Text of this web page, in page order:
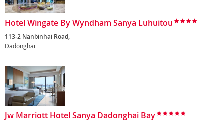
Hotel Wingate By Wyndham Sanya Luhuitou
113-2 Nanbinhai Road,
Dadonghai
Jw Marriott Hotel Sanya Dadonghai Bay